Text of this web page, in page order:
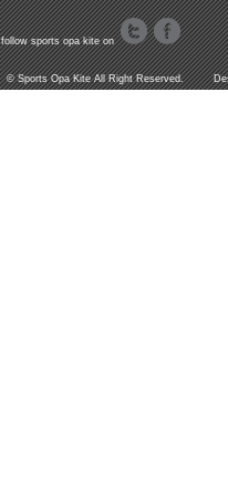
follow sports opa kite on
©Sports Opa KiteAll Right Reserved.